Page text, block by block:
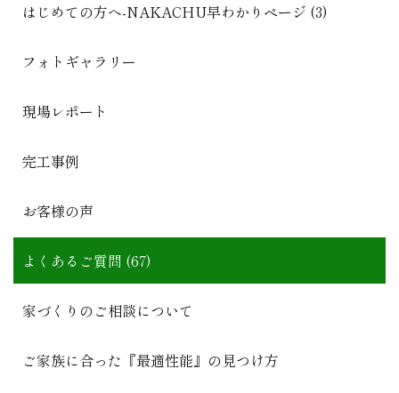
はじめての方へ-NAKACHU早わかりページ (3)
フォトギャラリー
現場レポート
完工事例
お客様の声
よくあるご質問 (67)
家づくりのご相談について
ご家族に合った『最適性能』の見つけ方